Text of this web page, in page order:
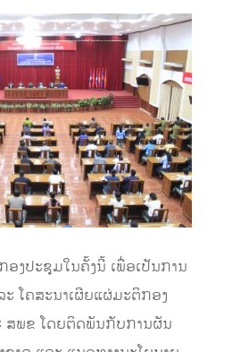
ງປະຊຸມໃນຄັ້ງນີ້ ເພື່ອເປັນການ
ໂຄສະນາເຜີຍແຜ່ມະຕິກອງ
ສພຂ ໂດຍຕິດພັນກັບການຜັນ